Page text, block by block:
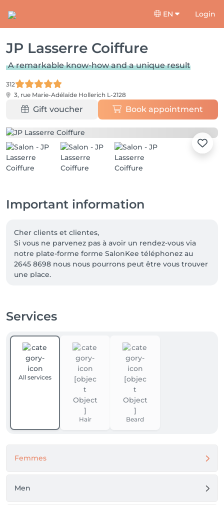
EN Login
JP Lasserre Coiffure
A remarkable know-how and a unique result
312
3, rue Marie-Adélaïde Hollerich L-2128
Gift voucher Book appointment
Important information
Cher clients et clientes,
Si vous ne parvenez pas à avoir un rendez-vous via
notre plate-forme forme SalonKee téléphonez au
2645 8698 nous nous pourrons peut être vous trouver
une place.
Services
All services
Hair Beard
Femmes
Men